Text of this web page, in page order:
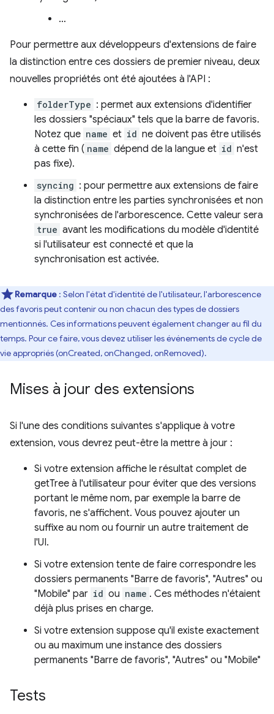
…
Pour permettre aux développeurs d'extensions de faire
la distinction entre ces dossiers de premier niveau, deux
nouvelles propriétés ont été ajoutées à l'API :
folderType : permet aux extensions d'identifier
les dossiers "spéciaux" tels que la barre de favoris.
Notez que name et id ne doivent pas être utilisés
à cette fin ( name dépend de la langue et id n'est
pas fixe).
syncing : pour permettre aux extensions de faire
la distinction entre les parties synchronisées et non
synchronisées de l'arborescence. Cette valeur sera
true avant les modifications du modèle d'identité
si l'utilisateur est connecté et que la
synchronisation est activée.
Remarque : Selon l'état d'identité de l'utilisateur, l'arborescence
des favoris peut contenir ou non chacun des types de dossiers
mentionnés. Ces informations peuvent également changer au fil du
temps. Pour ce faire, vous devez utiliser les événements de cycle de
vie appropriés (onCreated, onChanged, onRemoved).
Mises à jour des extensions
Si l'une des conditions suivantes s'applique à votre
extension, vous devrez peut-être la mettre à jour :
Si votre extension affiche le résultat complet de
getTree à l'utilisateur pour éviter que des versions
portant le même nom, par exemple la barre de
favoris, ne s'affichent. Vous pouvez ajouter un
suffixe au nom ou fournir un autre traitement de
l'UI.
Si votre extension tente de faire correspondre les
dossiers permanents "Barre de favoris", "Autres" ou
"Mobile" par id ou name . Ces méthodes n'étaient
déjà plus prises en charge.
Si votre extension suppose qu'il existe exactement
ou au maximum une instance des dossiers
permanents "Barre de favoris", "Autres" ou "Mobile"
Tests